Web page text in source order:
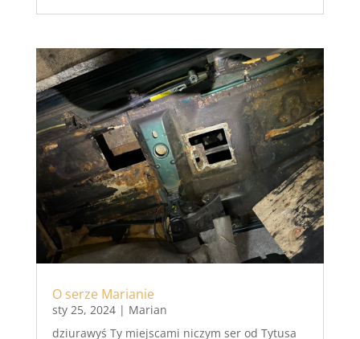
O serze Marianie
sty 25, 2024| Marian
dziurawyś Ty miejscami niczym ser od Tytusa